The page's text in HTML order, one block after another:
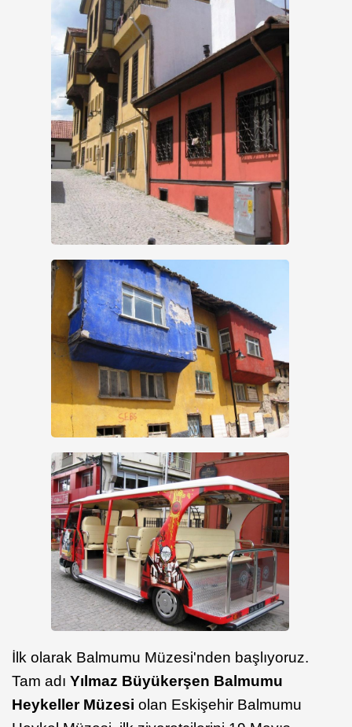
İlk olarak Balmumu Müzesi'nden başlıyoruz.
Tam adı Yılmaz Büyükerşen Balmumu
Heykeller Müzesi olan Eskişehir Balmumu